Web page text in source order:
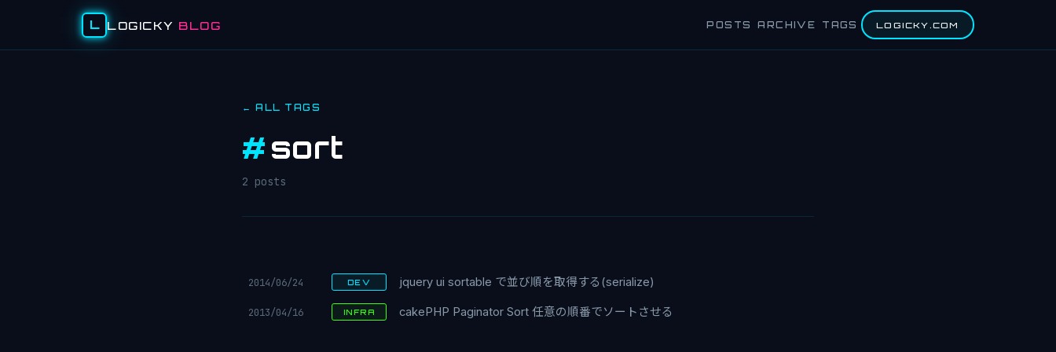
L LOGICKY BLOG POSTS ARCHIVE TAGS LOGICKY.COM
← ALL TAGS
#sort
2 posts
2014/06/24 DEV jquery ui sortable で並び順を取得する(serialize)
2013/04/16 INFRA cakePHP Paginator Sort 任意の順番でソートさせる